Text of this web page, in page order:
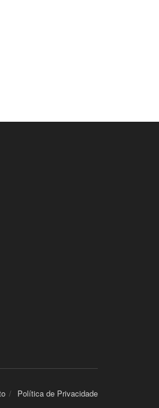
Política de Privacidade